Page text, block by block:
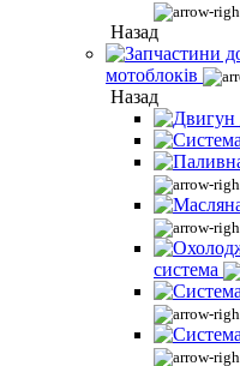
Назад
мотоблоків
Назад
система